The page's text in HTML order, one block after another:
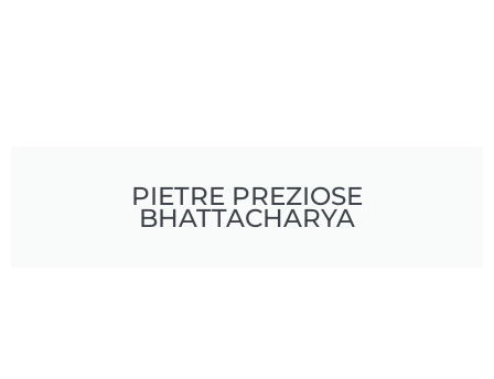
PIETRE PREZIOSE
BHATTACHARYA